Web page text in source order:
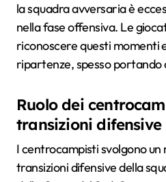
la squadra avversaria è
nella fase offensiva. Le
riconoscere questi momenti
ripartenze, spesso portando
Ruolo dei
transizioni difensive
I centrocampisti svolgono un
transizioni difensive della